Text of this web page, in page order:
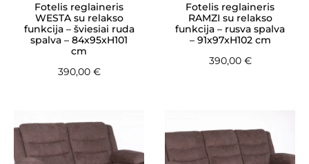
Fotelis reglaineris
WESTA su relakso
funkcija – šviesiai ruda
spalva – 84x95xH101
cm
390,00 €
Fotelis reglaineris
RAMZI su relakso
funkcija – rusva spalva
– 91x97xH102 cm
390,00 €